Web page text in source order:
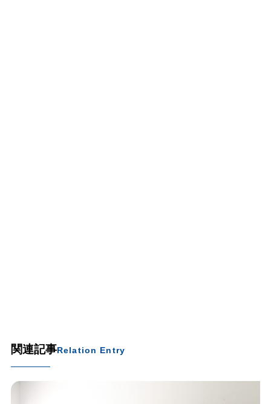
関連記事Relation Entry